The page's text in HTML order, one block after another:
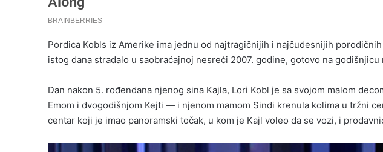
Pordica Kobls iz Amerike ima jednu od najtragičnijih i najčudesnijih
istog dana stradalo u saobraćajnoj nesreći 2007. godine, gotovo na
Dan nakon 5. rođendana njenog sina Kajla, Lori Kobl je sa svojom malom
Emom i dvogodišnjom Kejti — i njenom mamom Sindi krenula kolima u tržni
centar koji je imao panoramski točak, u kom je Kajl voleo da se vozi, i